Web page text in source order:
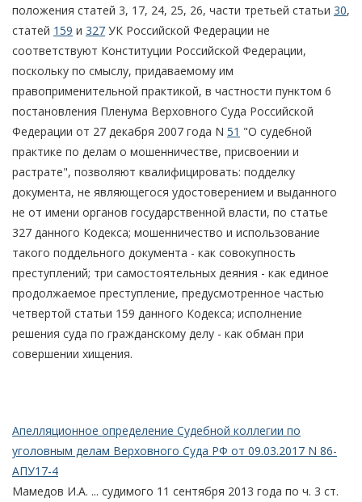
положения статей 3, 17, 24, 25, 26, части третьей статьи 30,
статей 159 и 327 УК Российской Федерации не
соответствуют Конституции Российской Федерации,
поскольку по смыслу, придаваемому им
правоприменительной практикой, в частности пунктом 6
постановления Пленума Верховного Суда Российской
Федерации от 27 декабря 2007 года N 51 "О судебной
практике по делам о мошенничестве, присвоении и
растрате", позволяют квалифицировать: подделку
документа, не являющегося удостоверением и выданного
не от имени органов государственной власти, по статье
327 данного Кодекса; мошенничество и использование
такого поддельного документа - как совокупность
преступлений; три самостоятельных деяния - как единое
продолжаемое преступление, предусмотренное частью
четвертой статьи 159 данного Кодекса; исполнение
решения суда по гражданскому делу - как обман при
совершении хищения.
Апелляционное определение Судебной коллегии по
уголовным делам Верховного Суда РФ от 09.03.2017 N 86-
АПУ17-4
Мамедов И.А. ... судимого 11 сентября 2013 года по ч. 3 ст.